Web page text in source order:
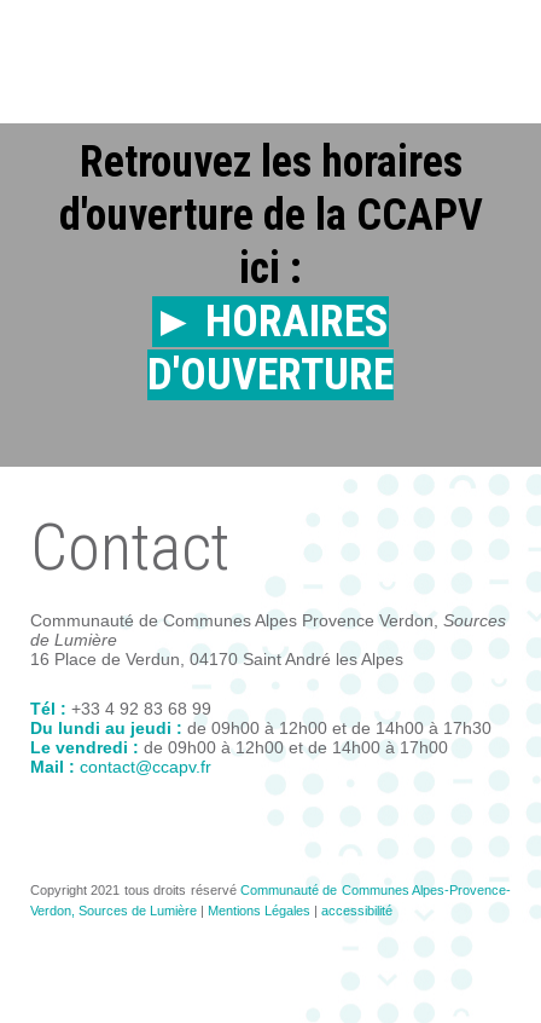
Retrouvez les horaires
d'ouverture de la CCAPV
ici :
► HORAIRES
D'OUVERTURE
Contact
Communauté de Communes Alpes Provence Verdon, Sources
de Lumière
16 Place de Verdun, 04170 Saint André les Alpes
Tél : +33 4 92 83 68 99
Du lundi au jeudi : de 09h00 à 12h00 et de 14h00 à 17h30
Le vendredi : de 09h00 à 12h00 et de 14h00 à 17h00
Mail : contact@ccapv.fr
Copyright 2021 tous droits réservé Communauté de Communes Alpes-Provence-
Verdon, Sources de Lumière | Mentions Légales | accessibilité